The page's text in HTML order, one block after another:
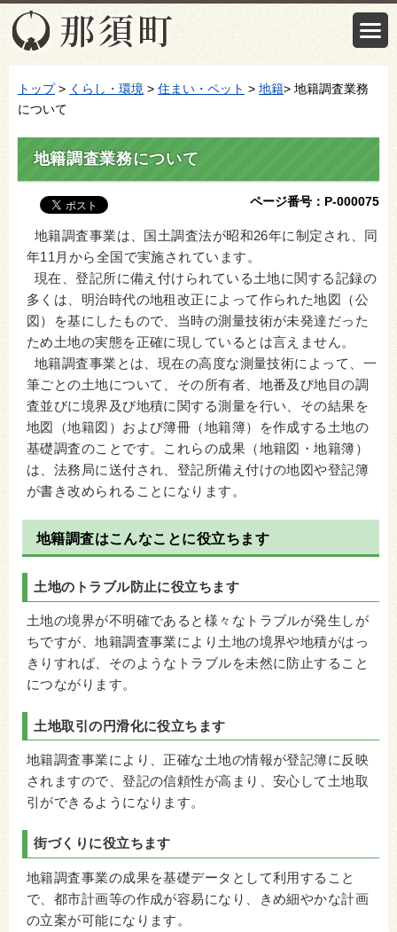
トップ> くらし・環境 > 住まい・ペット > 地籍> 地籍調査業務
について
地籍調査業務について
ページ番号：P-000075
地籍調査事業は、国土調査法が昭和26年に制定され、同
年11月から全国で実施されています。
現在、登記所に備え付けられている土地に関する記録の
多くは、明治時代の地租改正によって作られた地図（公
図）を基にしたもので、当時の測量技術が未発達だった
ため土地の実態を正確に現しているとは言えません。
地籍調査事業とは、現在の高度な測量技術によって、一
筆ごとの土地について、その所有者、地番及び地目の調
査並びに境界及び地積に関する測量を行い、その結果を
地図（地籍図）および簿冊（地籍簿）を作成する土地の
基礎調査のことです。これらの成果（地籍図・地籍簿）
は、法務局に送付され、登記所備え付けの地図や登記簿
が書き改められることになります。
地籍調査はこんなことに役立ちます
土地のトラブル防止に役立ちます
土地の境界が不明確であると様々なトラブルが発生しが
ちですが、地籍調査事業により土地の境界や地積がはっ
きりすれば、そのようなトラブルを未然に防止すること
につながります。
土地取引の円滑化に役立ちます
地籍調査事業により、正確な土地の情報が登記簿に反映
されますので、登記の信頼性が高まり、安心して土地取
引ができるようになります。
街づくりに役立ちます
地籍調査事業の成果を基礎データとして利用すること
で、都市計画等の作成が容易になり、きめ細やかな計画
の立案が可能になります。